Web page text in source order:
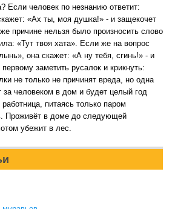
Если человек по незнанию ответит:
«Ах ты, моя душка!» - и защекочет
причине нельзя было произносить слово
«Тут твоя хата». Если же на вопрос
она скажет: «А ну тебя, сгинь!» - и
заметить русалок и крикнуть:
не только не причинят вреда, но одна
за человеком в дом и будет целый год
питаясь только паром
Проживёт в доме до следующей
убежит в лес.